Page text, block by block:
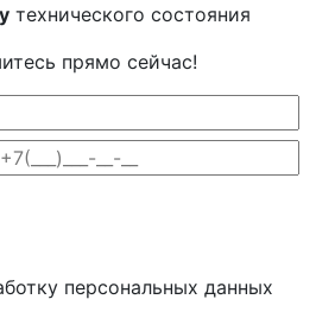
технического состояния
прямо сейчас!
персональных данных